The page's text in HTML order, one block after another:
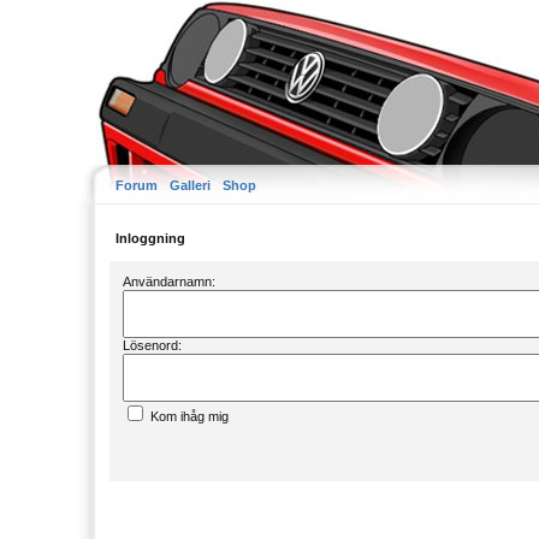
Forum Galleri Shop
Inloggning
Användarnamn:
Lösenord:
Kom ihåg mig